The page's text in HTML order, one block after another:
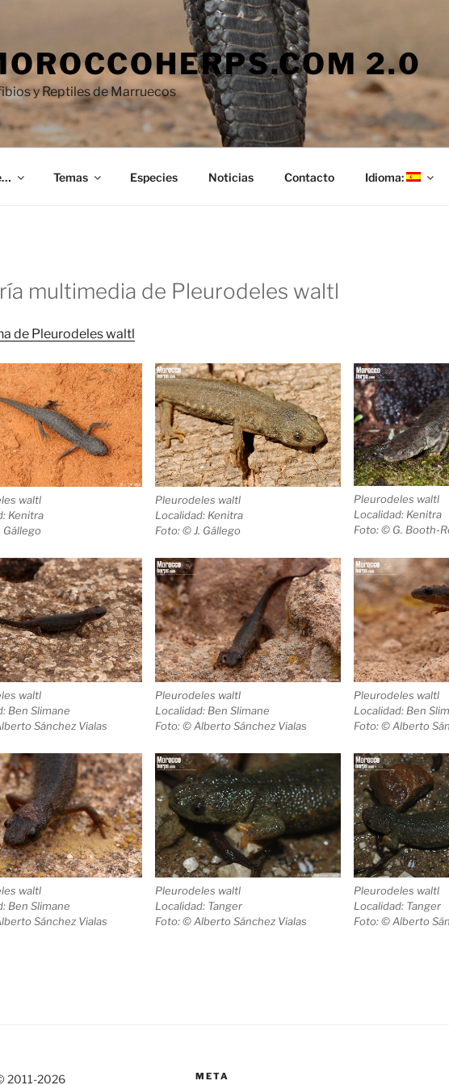
2.0
y Reptiles de Marruecos
Temas Especies Noticias Contacto Idioma:
multimedia de Pleurodeles waltl
de Pleurodeles waltl
waltl
Kenitra
Gállego
Pleurodeles waltl
Localidad: Kenitra
Foto: © J. Gállego
Pleurodeles waltl
Localidad: Kenitra
Foto: © G. Booth-
waltl
Ben Slimane
Sánchez Vialas
Pleurodeles waltl
Localidad: Ben Slimane
Foto: © Alberto Sánchez Vialas
Pleurodeles waltl
Localidad: Ben
Foto: © Alberto
waltl
Ben Slimane
Sánchez Vialas
Pleurodeles waltl
Localidad: Tanger
Foto: © Alberto Sánchez Vialas
Pleurodeles waltl
Localidad: Tanger
Foto: © Alberto
2011-2026 META